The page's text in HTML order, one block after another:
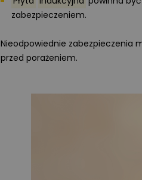
zabezpieczeniem.
Nieodpowiednie zabezpieczenia
przed porażeniem.